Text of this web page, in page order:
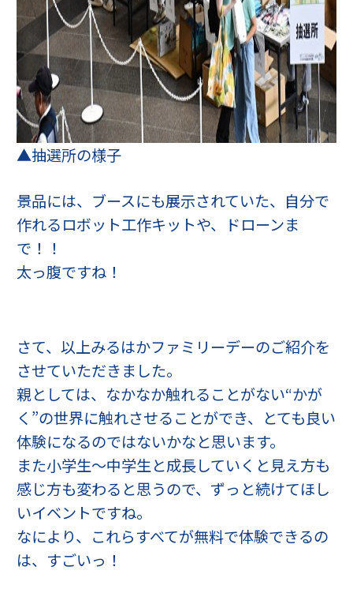
▲抽選所の様子
景品には、ブースにも展示されていた、自分で
作れるロボット工作キットや、ドローンま
で！！
太っ腹ですね！
さて、以上みるはかファミリーデーのご紹介を
させていただきました。
親としては、なかなか触れることがない“かが
く”の世界に触れさせることができ、とても良い
体験になるのではないかなと思います。
また小学生～中学生と成長していくと見え方も
感じ方も変わると思うので、ずっと続けてほし
いイベントですね。
なにより、これらすべてが無料で体験できるの
は、すごいっ！